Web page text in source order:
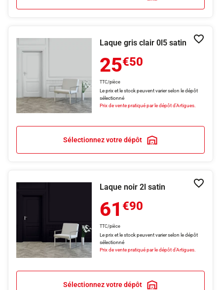
Laque gris clair 0l5 satin
25€50
TTC/pièce
Le prix et le stock peuvent varier selon le dépôt
sélectionné
Prix de vente pratiqué par le dépôt d'Artigues.
Sélectionnez votre dépôt
Laque noir 2l satin
61 €90
TTC/pièce
Le prix et le stock peuvent varier selon le dépôt
sélectionné
Prix de vente pratiqué par le dépôt d'Artigues.
Sélectionnez votre dépôt